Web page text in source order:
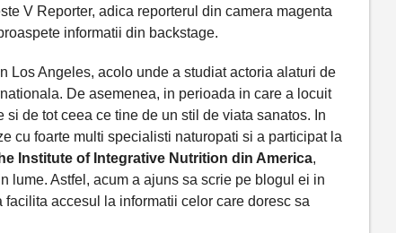
V Reporter, adica reporterul din camera magenta
informatii din backstage.
Los Angeles, acolo unde a studiat actoria alaturi de
De asemenea, in perioada in care a locuit
de tot ceea ce tine de un stil de viata sanatos. In
cu foarte multi specialisti naturopati si a participat la
Institute of Integrative Nutrition din America,
lume. Astfel, acum a ajuns sa scrie pe blogul ei in
accesul la informatii celor care doresc sa